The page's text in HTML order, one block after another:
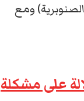
ومع
قدميك دلالة على مشكلة